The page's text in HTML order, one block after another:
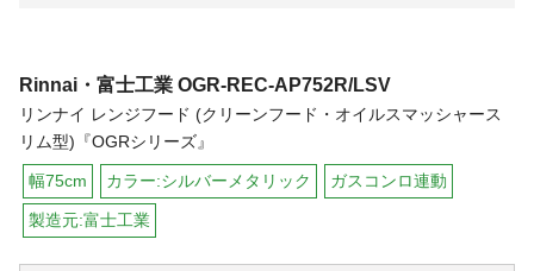
Rinnai・富士工業 OGR-REC-AP752R/LSV
リンナイ レンジフード (クリーンフード・オイルスマッシャース
リム型)『OGRシリーズ』
幅75cm カラー:シルバーメタリック ガスコンロ連動
製造元:富士工業